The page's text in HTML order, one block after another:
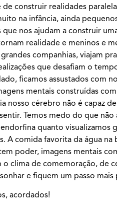
de construir realidades
na infância, ainda
nos ajudam a construir
realidade e meninos e
companhias, viajam
que desafiam o
ficamos assustados com
mentais construídas
nosso cérebro não é capaz
Temos medo do que
quanto visualizamos
A comida favorita da água
poder, imagens mentais
clima de comemoração, de
e fiquem um passo
acordados!